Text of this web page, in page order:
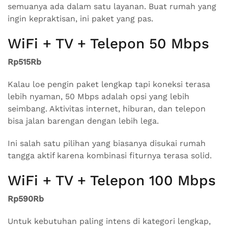
semuanya ada dalam satu layanan. Buat rumah yang
ingin kepraktisan, ini paket yang pas.
WiFi + TV + Telepon 50 Mbps
Rp515Rb
Kalau loe pengin paket lengkap tapi koneksi terasa
lebih nyaman, 50 Mbps adalah opsi yang lebih
seimbang. Aktivitas internet, hiburan, dan telepon
bisa jalan barengan dengan lebih lega.
Ini salah satu pilihan yang biasanya disukai rumah
tangga aktif karena kombinasi fiturnya terasa solid.
WiFi + TV + Telepon 100 Mbps
Rp590Rb
Untuk kebutuhan paling intens di kategori lengkap,